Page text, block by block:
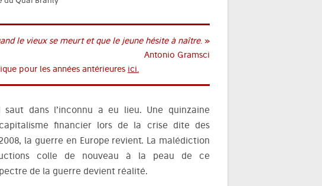
le vieux se meurt et que le jeune hésite à naître. »
Antonio Gramsci
pour les années antérieures ici.
dans l’inconnu a eu lieu. Une quinzaine
capitalisme financier lors de la crise dite des
la guerre en Europe revient. La malédiction
colle de nouveau à la peau de ce
de la guerre devient réalité.